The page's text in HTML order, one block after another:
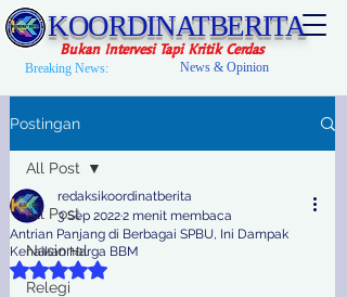
KOORDINATBERITA
Bukan Intervesi Tapi Kritik Cerdas
Breaking News: News & Opinion
Postingan
All Post
Nasional
Relegi
All Post
Antrian Panjang di Berbagai SPBU, Ini Dampak
Kenaikan Harga BBM
redaksikoordinatberita
3 Sep 20222 menit membaca
Dinilai NaN dari 5 bintang.